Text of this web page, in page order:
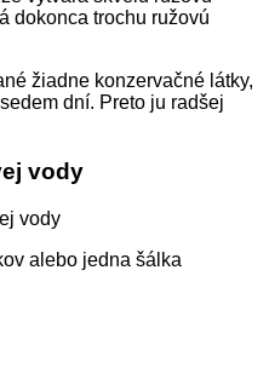
dokonca trochu ružovú
žiadne konzervačné látky,
dní. Preto ju radšej
vody
vody
alebo jedna šálka